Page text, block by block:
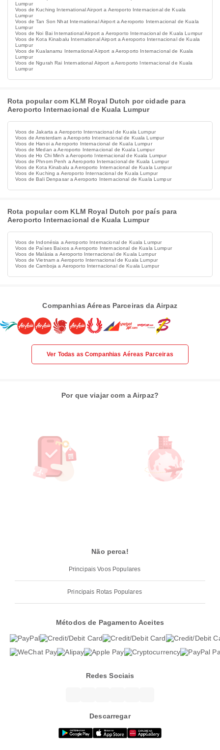
Lumpur
Voos de Kuching International Airport a Aeroporto Internacional de Kuala
Lumpur
Voos de Tan Son Nhat International Airport a Aeroporto Internacional de Kuala
Lumpur
Voos de Noi Bai International Airport a Aeroporto Internacional de Kuala Lumpur
Voos de Kota Kinabalu International Airport a Aeroporto Internacional de Kuala
Lumpur
Voos de Kualanamu International Airport a Aeroporto Internacional de Kuala
Lumpur
Voos de Ngurah Rai International Airport a Aeroporto Internacional de Kuala
Lumpur
Rota popular com KLM Royal Dutch por cidade para
Aeroporto Internacional de Kuala Lumpur
Voos de Jakarta a Aeroporto Internacional de Kuala Lumpur
Voos de Amsterdam a Aeroporto Internacional de Kuala Lumpur
Voos de Hanoi a Aeroporto Internacional de Kuala Lumpur
Voos de Medan a Aeroporto Internacional de Kuala Lumpur
Voos de Ho Chi Minh a Aeroporto Internacional de Kuala Lumpur
Voos de Phnom Penh a Aeroporto Internacional de Kuala Lumpur
Voos de Kota Kinabalu a Aeroporto Internacional de Kuala Lumpur
Voos de Kuching a Aeroporto Internacional de Kuala Lumpur
Voos de Bali Denpasar a Aeroporto Internacional de Kuala Lumpur
Rota popular com KLM Royal Dutch por país para
Aeroporto Internacional de Kuala Lumpur
Voos de Indonésia a Aeroporto Internacional de Kuala Lumpur
Voos de Países Baixos a Aeroporto Internacional de Kuala Lumpur
Voos de Malásia a Aeroporto Internacional de Kuala Lumpur
Voos de Vietnam a Aeroporto Internacional de Kuala Lumpur
Voos de Camboja a Aeroporto Internacional de Kuala Lumpur
Companhias Aéreas Parceiras da Airpaz
Ver Todas as Companhias Aéreas Parceiras
Por que viajar com a Airpaz?
Não perca!
Principais Voos Populares
Principais Rotas Populares
Métodos de Pagamento Aceites
Redes Sociais
Descarregar